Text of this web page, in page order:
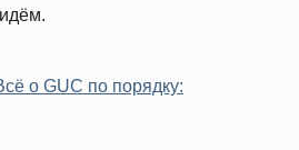
о GUC по порядку: